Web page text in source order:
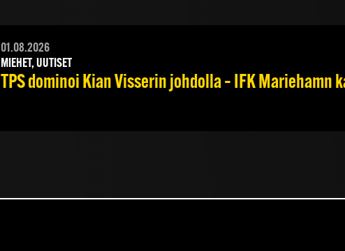
01.08.2026
MIEHET, UUTISET
TPS dominoi Kian Visserin johdolla – IFK Mariehamn